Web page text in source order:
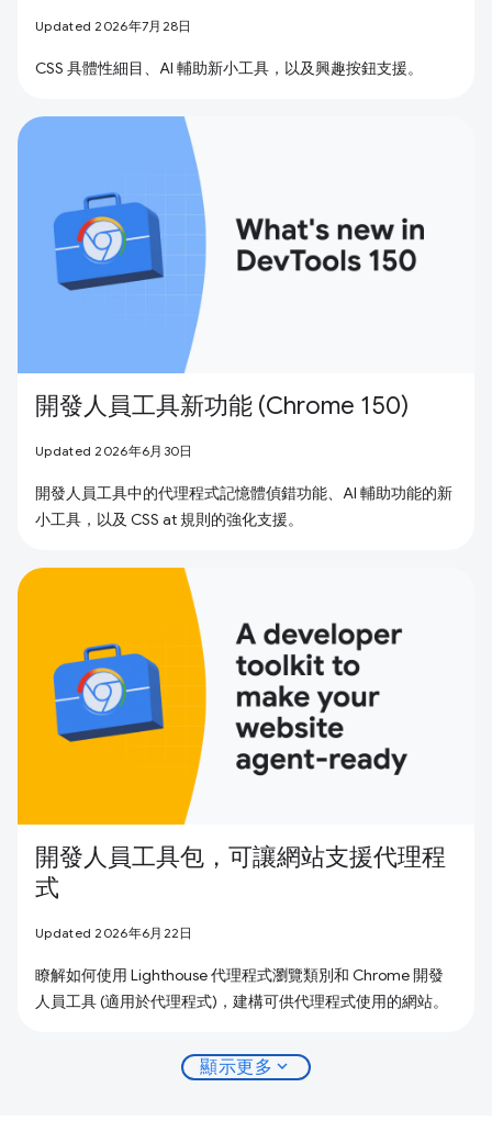
Updated 2026年7月28日
CSS 具體性細目、AI 輔助新小工具，以及興趣按鈕支援。
開發人員工具新功能 (Chrome 150)
Updated 2026年6月30日
開發人員工具中的代理程式記憶體偵錯功能、AI 輔助功能的新
小工具，以及 CSS at 規則的強化支援。
開發人員工具包，可讓網站支援代理程
式
Updated 2026年6月22日
瞭解如何使用 Lighthouse 代理程式瀏覽類別和 Chrome 開發
人員工具 (適用於代理程式)，建構可供代理程式使用的網站。
顯示更多 expand_more